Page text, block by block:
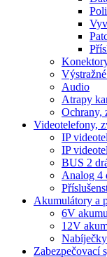
Audio
Atrapy
Ochrany,
Videotelefony,
IP
IP
BUS 2
Analog 4
Akumulátory a
6V
12V
Zabezpečovací